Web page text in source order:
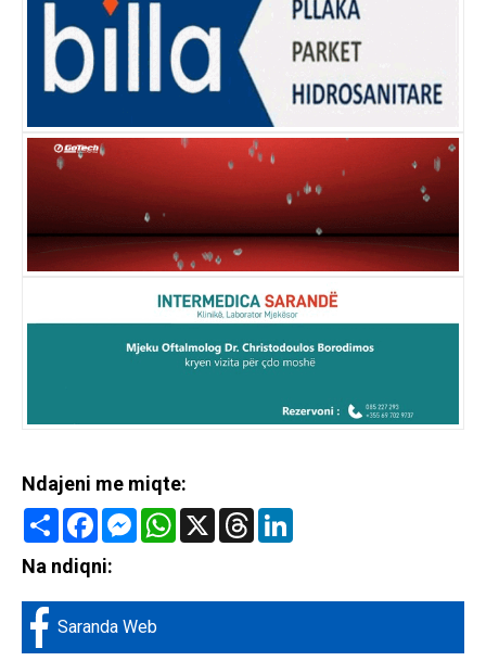
Ndajeni me miqte:
Share FacebookMessenger
WhatsApp
X Threads
Na ndiqni:
Saranda Web